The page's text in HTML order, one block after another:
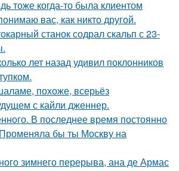
тоже когда-то была клиентом
вас, как никто другой.
станок содрал скальп с 23-
лет назад удивил поклонников
похоже, всерьёз
с кайли дженнер.
В последнее время постоянно
бы ты Москву на
зимнего перерыва, ана де Армас